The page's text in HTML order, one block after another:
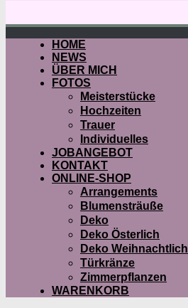
HOME
NEWS
ÜBER MICH
FOTOS
Meisterstücke
Hochzeiten
Trauer
Individuelles
JOBANGEBOT
KONTAKT
ONLINE-SHOP
Arrangements
Blumensträuße
Deko
Deko Österlich
Deko Weihnachtlich
Türkränze
Zimmerpflanzen
WARENKORB